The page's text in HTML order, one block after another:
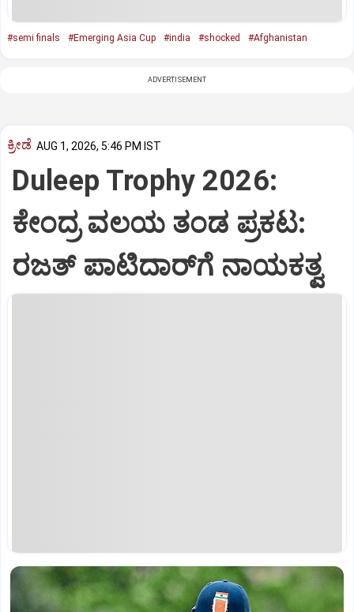
#semi finals #Emerging Asia Cup #india #shocked #Afghanistan
ADVERTISEMENT
ಕ್ರೀಡೆ AUG 1, 2026, 5:46 PM IST
Duleep Trophy 2026:
ಕೇಂದ್ರ ವಲಯ ತಂಡ ಪ್ರಕಟ:
ರಜತ್‌ ಪಾಟಿದಾರ್‌ಗೆ ನಾಯಕತ್ವ